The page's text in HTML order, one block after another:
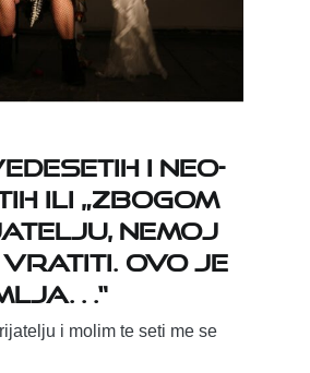
i neo-
ili „Zbogom
nemoj
vratiti. Ovo je
i molim te seti me se